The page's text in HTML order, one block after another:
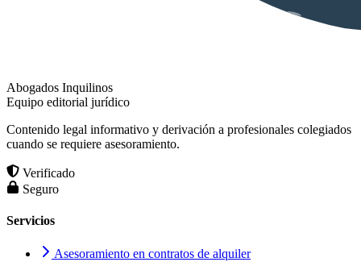
Abogados Inquilinos
Equipo editorial jurídico
Contenido legal informativo y derivación a profesionales colegiados
cuando se requiere asesoramiento.
Verificado
Seguro
Servicios
Asesoramiento en contratos de alquiler